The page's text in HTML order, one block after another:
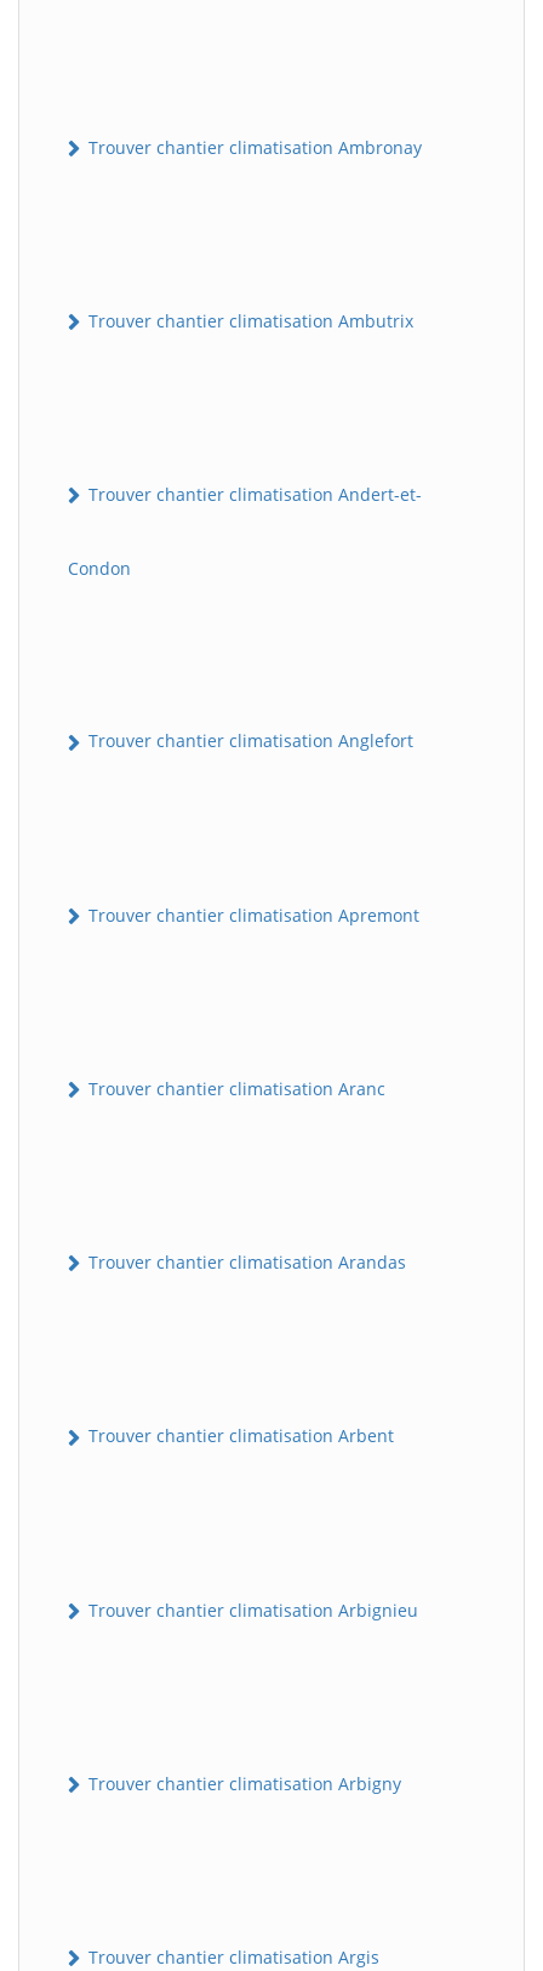
Trouver chantier climatisation Ambronay
Trouver chantier climatisation Ambutrix
Trouver chantier climatisation Andert-et-
Condon
Trouver chantier climatisation Anglefort
Trouver chantier climatisation Apremont
Trouver chantier climatisation Aranc
Trouver chantier climatisation Arandas
Trouver chantier climatisation Arbent
Trouver chantier climatisation Arbignieu
Trouver chantier climatisation Arbigny
Trouver chantier climatisation Argis